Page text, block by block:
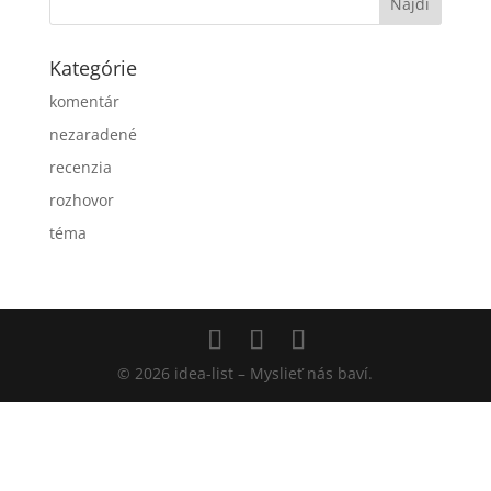
Kategórie
komentár
nezaradené
recenzia
rozhovor
téma
© 2026 idea-list – Myslieť nás baví.